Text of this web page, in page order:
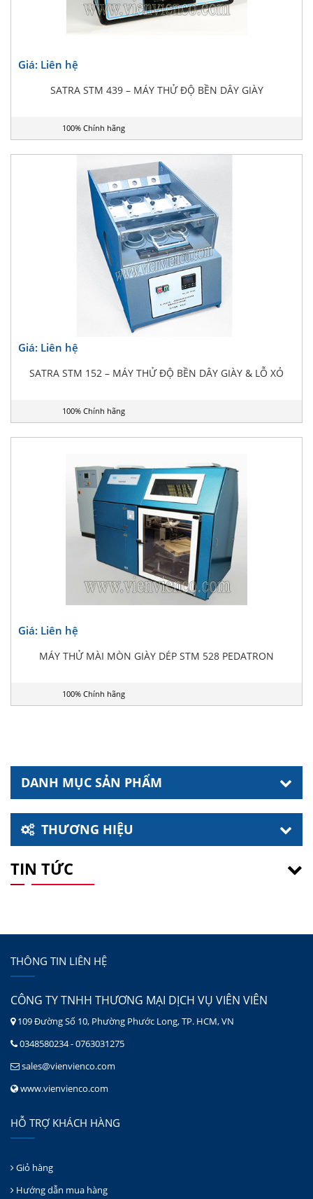
Giá: Liên hệ
SATRA STM 439 – MÁY THỬ ĐỘ BỀN DÂY GIÀY
100% Chính hãng
Giá: Liên hệ
SATRA STM 152 – MÁY THỬ ĐỘ BỀN DÂY GIÀY & LỖ XỎ
100% Chính hãng
Giá: Liên hệ
MÁY THỬ MÀI MÒN GIÀY DÉP STM 528 PEDATRON
100% Chính hãng
DANH MỤC SẢN PHẨM
THƯƠNG HIỆU
TIN TỨC
THÔNG TIN LIÊN HỆ
CÔNG TY TNHH THƯƠNG MẠI DỊCH VỤ VIÊN VIÊN
109 Đường Số 10, Phường Phước Long, TP. HCM, VN
0348580234 - 0763031275
sales@vienvienco.com
www.vienvienco.com
HỖ TRỢ KHÁCH HÀNG
Giỏ hàng
Hướng dẫn mua hàng